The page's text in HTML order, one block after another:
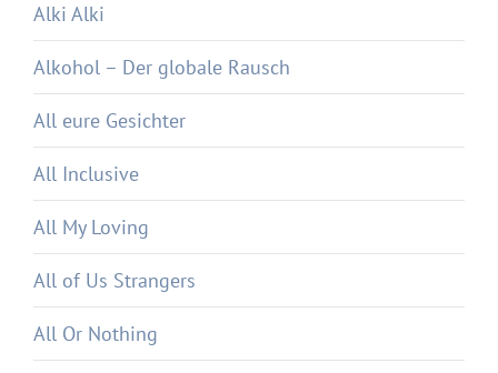
Alki Alki
Alkohol – Der globale Rausch
All eure Gesichter
All Inclusive
All My Loving
All of Us Strangers
All Or Nothing